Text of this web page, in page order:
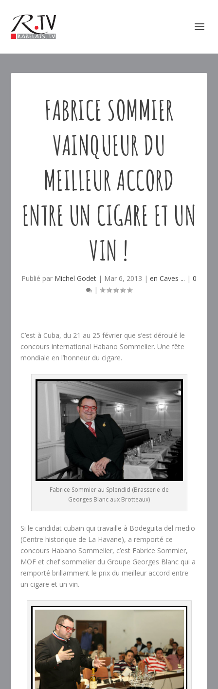
FABRICE SOMMIER
VAINQUEUR DU
MEILLEUR ACCORD
ENTRE UN CIGARE ET UN
VIN !
Publié par Michel Godet | Mar 6, 2013 | en Caves ... | 0
|
C’est à Cuba, du 21 au 25 février que s’est déroulé le
concours international Habano Sommelier. Une fête
mondiale en l’honneur du cigare.
Fabrice Sommier au Splendid (Brasserie de
Georges Blanc aux Brotteaux)
Si le candidat cubain qui travaille à Bodeguita del medio
(Centre historique de La Havane), a remporté ce
concours Habano Sommelier, c’est Fabrice Sommier,
MOF et chef sommelier du Groupe Georges Blanc qui a
remporté brillamment le prix du meilleur accord entre
un cigare et un vin.